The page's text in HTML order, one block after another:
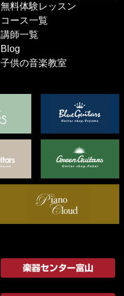
無料体験レッスン
コース一覧
講師一覧
Blog
子供の音楽教室